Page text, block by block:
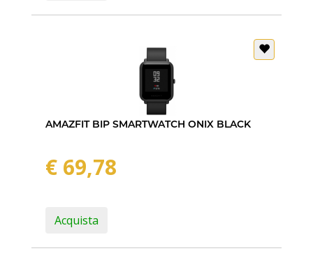
AMAZFIT BIP SMARTWATCH ONIX BLACK
€ 69,78
Acquista